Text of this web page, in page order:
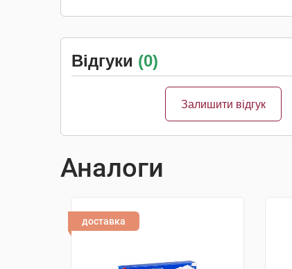
Відгуки (0)
Залишити відгук
Аналоги
доставка